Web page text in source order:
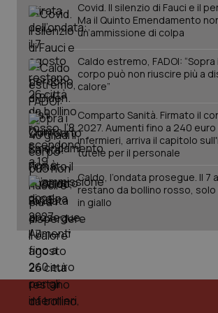
Covid. Il silenzio di Fauci e il
Ma il Quinto Emendamento
un’ammissione di colpa
Caldo estremo, FADOI:
corpo può non riuscire più a
calore”
Comparto Sanità. Firmato il
2027. Aumenti fino a 240 euro
infermieri, arriva il capitolo
tutele per il personale
Caldo, l’ondata prosegue. Il 7
restano da bollino rosso, solo
in giallo